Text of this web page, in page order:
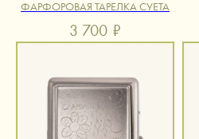
ФАРФОРОВАЯ ТАРЕЛКА СУЕТА
3 700 ₽